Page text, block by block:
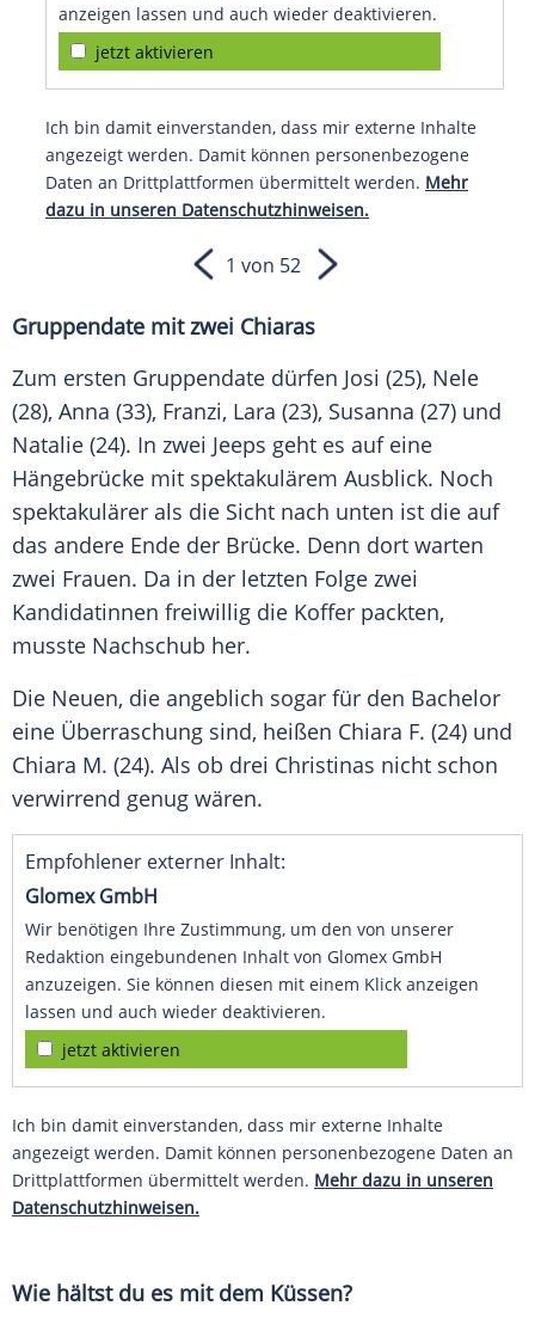
anzeigen lassen und auch wieder deaktivieren.
jetzt aktivieren
Ich bin damit einverstanden, dass mir externe Inhalte
angezeigt werden. Damit können personenbezogene
Daten an Drittplattformen übermittelt werden. Mehr
dazu in unseren Datenschutzhinweisen.
1 von 52
Gruppendate mit zwei Chiaras
Zum ersten Gruppendate dürfen Josi (25), Nele
(28), Anna (33), Franzi, Lara (23), Susanna (27) und
Natalie (24). In zwei Jeeps geht es auf eine
Hängebrücke mit spektakulärem Ausblick. Noch
spektakulärer als die Sicht nach unten ist die auf
das andere Ende der Brücke. Denn dort warten
zwei Frauen. Da in der letzten Folge zwei
Kandidatinnen freiwillig die Koffer packten,
musste Nachschub her.
Die Neuen, die angeblich sogar für den Bachelor
eine Überraschung sind, heißen Chiara F. (24) und
Chiara M. (24). Als ob drei Christinas nicht schon
verwirrend genug wären.
Empfohlener externer Inhalt:
Glomex GmbH
Wir benötigen Ihre Zustimmung, um den von unserer
Redaktion eingebundenen Inhalt von Glomex GmbH
anzuzeigen. Sie können diesen mit einem Klick anzeigen
lassen und auch wieder deaktivieren.
jetzt aktivieren
Ich bin damit einverstanden, dass mir externe Inhalte
angezeigt werden. Damit können personenbezogene Daten an
Drittplattformen übermittelt werden. Mehr dazu in unseren
Datenschutzhinweisen.
Wie hältst du es mit dem Küssen?